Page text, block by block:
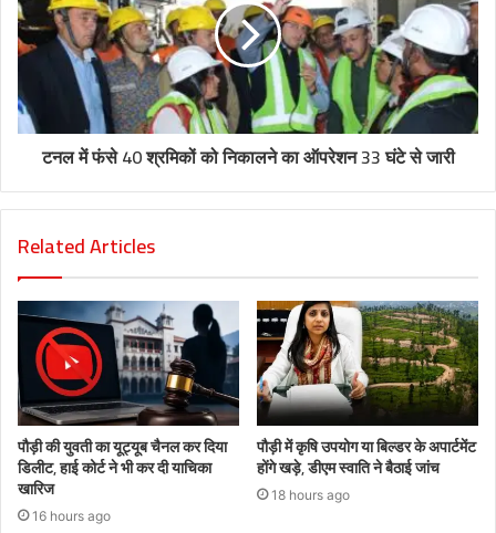
टनल में फंसे 40 श्रमिकों को निकालने का ऑपरेशन 33 घंटे से जारी
Related Articles
पौड़ी की युवती का यूट्यूब चैनल कर दिया
डिलीट, हाई कोर्ट ने भी कर दी याचिका
खारिज
16 hours ago
पौड़ी में कृषि उपयोग या बिल्डर के अपार्टमेंट
होंगे खड़े, डीएम स्वाति ने बैठाई जांच
18 hours ago